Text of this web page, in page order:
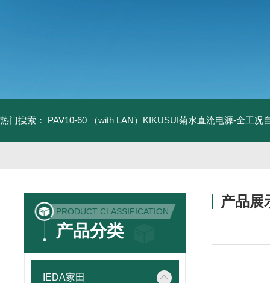
热门搜索： PAV10-60 （with LAN）KIKUSUI菊水直流电源-全工况
PRODUCT CLASSIFICATION
产品分类
IEDA家田
产品展